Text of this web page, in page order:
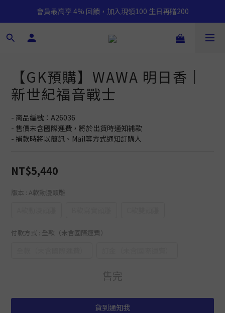
會員最高享 4% 回饋，加入現領100 生日再贈200
【GK預購】WAWA 明日香｜
新世紀福音戰士
- 商品編號：A26036
- 售價未含國際運費，將於出貨時通知補款
- 補款時將以簡訊、Mail等方式通知訂購人
NT$5,440
版本 : A款動漫頭雕
付款方式 : 全款（未含國際運費）
售完
貨到通知我